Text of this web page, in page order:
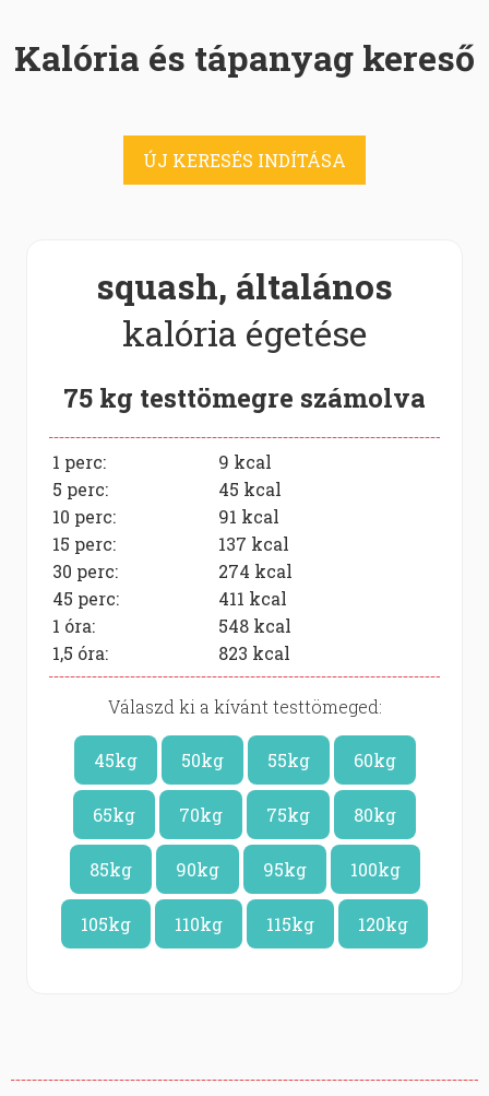
Kalória és tápanyag kereső
ÚJ KERESÉS INDÍTÁSA
squash, általános
kalória égetése
75 kg testtömegre számolva
1 perc: 9 kcal
5 perc:
45 kcal
10 perc:
91 kcal
15 perc:
137 kcal
30 perc:
274 kcal
45 perc:
411 kcal
1 óra:
548 kcal
1,5 óra:
823 kcal
Válaszd ki a kívánt testtömeged:
45kg 50kg 55kg 60kg
65kg 70kg 75kg 80kg
85kg 90kg 95kg 100kg
105kg 110kg 115kg 120kg